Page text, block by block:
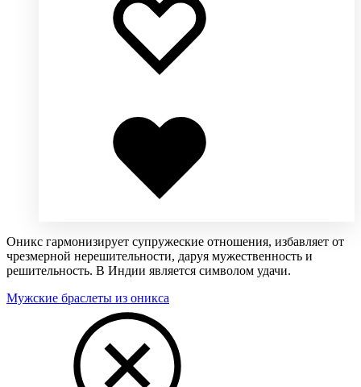
Оникс гармонизирует супружеские отношения, избавляет от
чрезмерной нерешительности, даруя мужественность и
решительность. В Индии является символом удачи.
Мужские браслеты из оникса